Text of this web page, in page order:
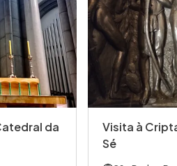
da
Visita à
Sé